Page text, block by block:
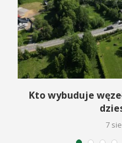
Kto wybuduje
7